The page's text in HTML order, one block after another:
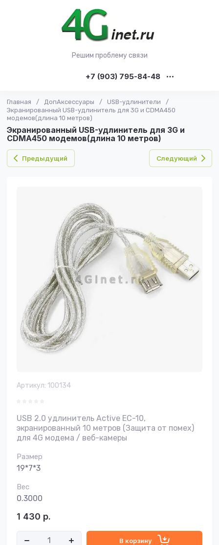
Решим проблему связи
+7 (903) 795-84-48
Главная / ДопАксессуары / USB-удлинители
/
Экранированный USB-удлинитель для 3G и CDMA450
модемов(длина 10 метров)
Экранированный USB-удлинитель для 3G и
CDMA450 модемов(длина 10 метров)
Предыдущий Следующий
Артикул: 100134
USB 2.0 удлинитель Active EC-10,
экранированный 10 метров (Защита от помех)
для 4G модема / веб-камеры
Размер
19*7*3
Вес
0.3000
1 430 р.
В корзину